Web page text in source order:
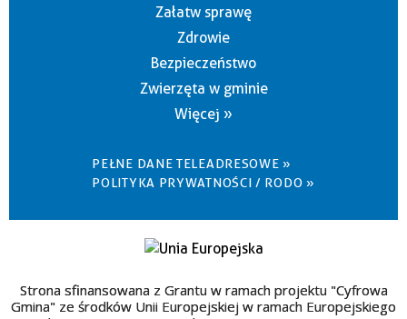
Załatw sprawę
Zdrowie
Bezpieczeństwo
Zwierzęta w gminie
Więcej »
PEŁNE DANE TELEADRESOWE »
POLITYKA PRYWATNOŚCI / RODO »
Strona sfinansowana z Grantu w ramach projektu "Cyfrowa
Gmina" ze środków Unii Europejskiej w ramach Europejskiego